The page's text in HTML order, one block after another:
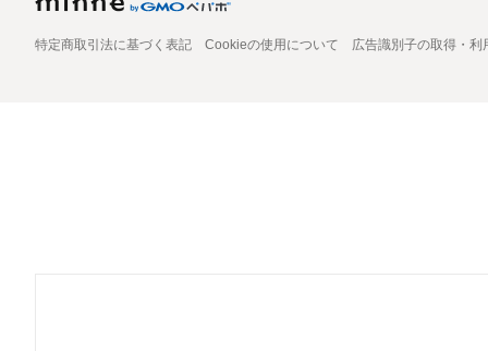
特定商取引法に基づく表記 Cookieの使用について 広告識別子の取得・利